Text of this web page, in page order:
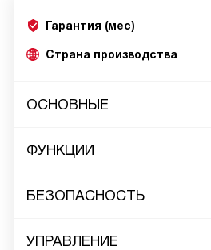
Гарантия (мес)
Страна производства
ОСНОВНЫЕ
ФУНКЦИИ
БЕЗОПАСНОСТЬ
УПРАВЛЕНИЕ